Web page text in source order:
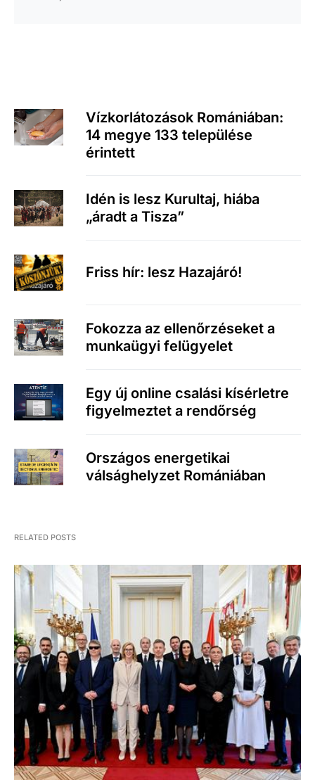
Vízkorlátozások Romániában:
14 megye 133 települése
érintett
Idén is lesz Kurultaj, hiába
„áradt a Tisza”
Friss hír: lesz Hazajáró!
Fokozza az ellenőrzéseket a
munkaügyi felügyelet
Egy új online csalási kísérletre
figyelmeztet a rendőrség
Országos energetikai
válsághelyzet Romániában
RELATED POSTS